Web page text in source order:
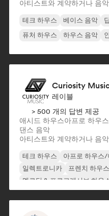
아티스트와 계약하거나 음
테크 하우스 베이스 음악
퓨처 하우스
하우스 음악
Curiosity Music
레이블
> 500 개의 답변 제공
애시드 하우스아프로 하우
댄스 음악
아티스트와 계약하거나 음
테크 하우스 아프로 하우스/
일렉트로니카
프렌치 하우스
멜로딕 & 프로그레시브 하우스